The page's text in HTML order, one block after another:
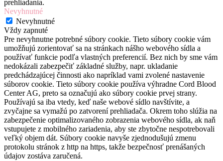
prehliadania.
Nevyhnutné
Nevyhnutné
Vždy zapnuté
Pre nevyhnutne potrebné súbory cookie. Tieto súbory cookie vám
umožňujú zorientovať sa na stránkach nášho webového sídla a
používať funkcie podľa vlastných preferencií. Bez nich by sme vám
nedokázali zabezpečiť základné služby, napr. ukladanie
predchádzajúcej činnosti ako napríklad vami zvolené nastavenie
súborov cookie. Tieto súbory cookie používa výhradne Cord Blood
Center AG, preto sa označujú ako súbory cookie prvej strany.
Používajú sa iba vtedy, keď naše webové sídlo navštívite, a
zvyčajne sa vymažú po zatvorení prehliadača. Okrem toho slúžia na
zabezpečenie optimalizovaného zobrazenia webového sídla, ak naň
vstupujete z mobilného zariadenia, aby ste zbytočne nespotrebovali
veľký objem dát. Súbory cookie navyše zjednodušujú zmenu
protokolu stránok z http na https, takže bezpečnosť prenášaných
údajov zostáva zaručená.